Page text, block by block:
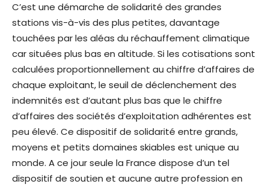
C’est une démarche de solidarité des grandes
stations vis-à-vis des plus petites, davantage
touchées par les aléas du réchauffement climatique
car situées plus bas en altitude. Si les cotisations sont
calculées proportionnellement au chiffre d’affaires de
chaque exploitant, le seuil de déclenchement des
indemnités est d’autant plus bas que le chiffre
d’affaires des sociétés d’exploitation adhérentes est
peu élevé. Ce dispositif de solidarité entre grands,
moyens et petits domaines skiables est unique au
monde. A ce jour seule la France dispose d’un tel
dispositif de soutien et aucune autre profession en